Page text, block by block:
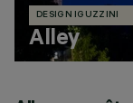
DESIGN IGUZZINI
Alley